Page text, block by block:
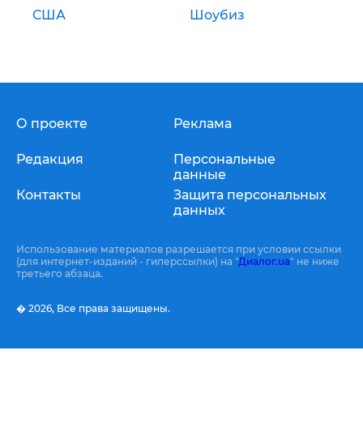
США Шоубиз
О проекте
Редакция
Контакты
Реклама
Персональные
данные
Защита персональных
данных
Использование материалов разрешается при условии ссылки
(для интернет-изданий - гиперссылки) на "Диалог.ua" не ниже
третьего абзаца.
� 2026, Все права защищены.